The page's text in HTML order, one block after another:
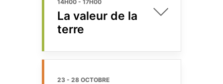
14H00 - 17H00
La valeur de la
terre
23 - 28 OCTOBRE